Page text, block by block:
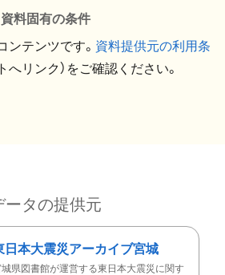
資料固有の条件
テンツです。 資料提供元の利用条
へリンク）をご確認ください。
ータの提供元
日本大震災アーカイブ宮城
県図書館が運営する東日本大震災に関す